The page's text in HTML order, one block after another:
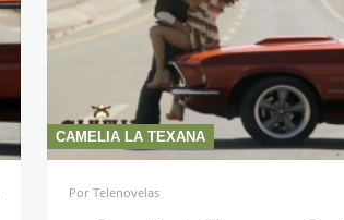
CAMELIA LA TEXANA
PorTelenovelas